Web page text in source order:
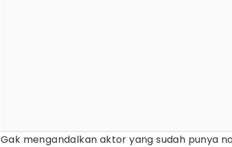
Gak mengandalkan aktor yang sudah punya